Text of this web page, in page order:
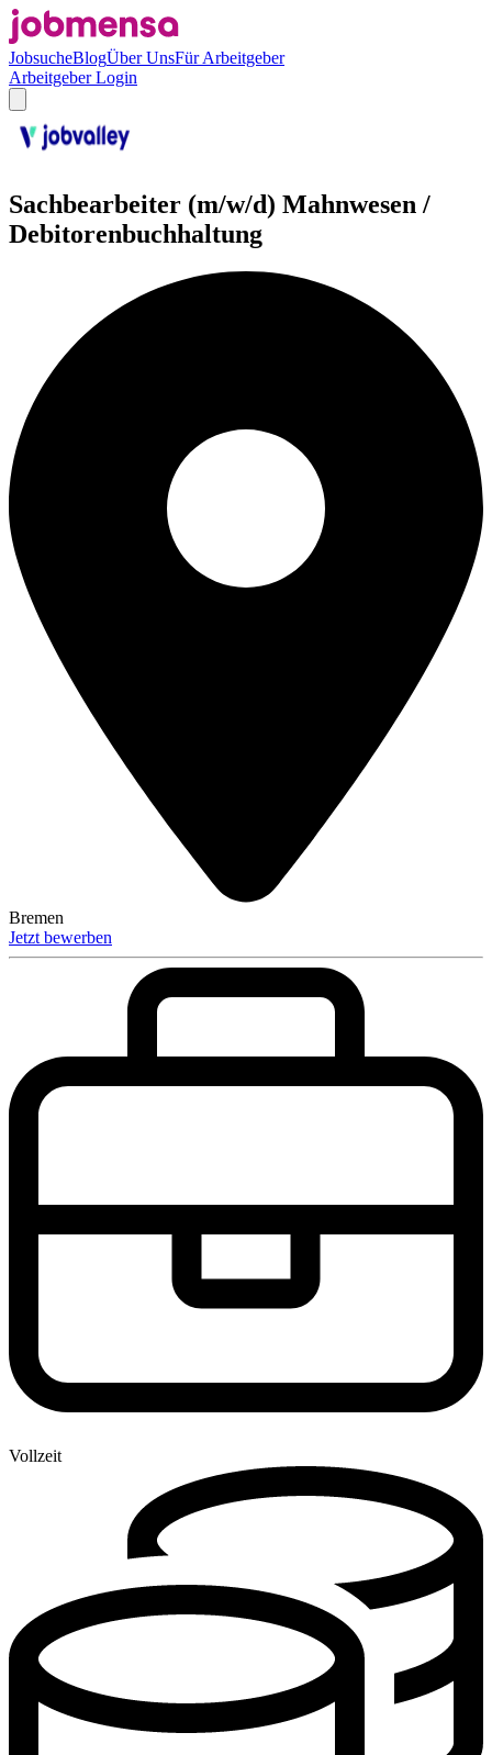
JobsucheBlogÜber UnsFür Arbeitgeber
Arbeitgeber Login
Sachbearbeiter (m/w/d) Mahnwesen /
Debitorenbuchhaltung
Bremen
Jetzt bewerben
Vollzeit